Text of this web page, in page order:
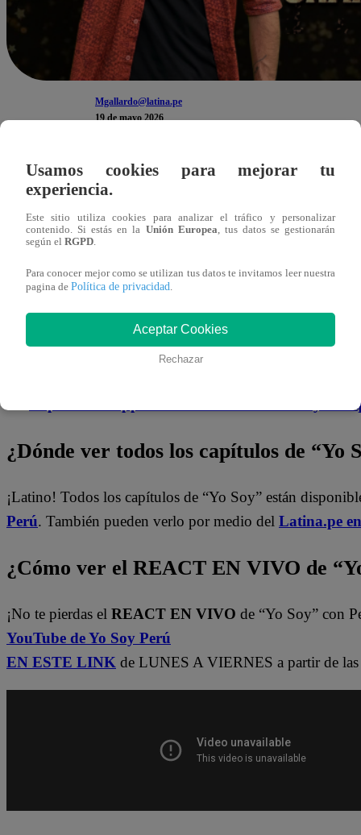
Mgallardo@latina.pe
19 de mayo 2026
En la nueva temporada de “ Yo Soy
“, ha llegado la hora
continuación, te presentamos la encuesta del
para participar. Recuerda que solo puedes votarUNA
opinión es MUY valiosa!
¡No te olvides de unirte a nuestro
¡No te pierdas de contenido y noticias EXCLUSIVAS
https://whatsapp.com/channel/
¿Dónde ver todos los capítulos de “Yo
¡Latino! Todos los capítulos de “Yo Soy” están
Perú. También pueden verlo por medio del Latina.pe
¿Cómo ver el REACT EN VIVO de
¡No te pierdas el REACT EN VIVO de “Yo Soy” con
YouTube de Yo Soy Perú
EN ESTE LINK de LUNES A VIERNES a partir de
Usamos cookies para mejorar tu
experiencia.
Este sitio utiliza cookies para analizar el tráfico y personalizar
contenido. Si estás en la Unión Europea , tus datos se gestionarán
según el RGPD
Para conocer mejor como se utilizan tus datos te invitamos leer nuestra
pagina de Política de privacidad
Aceptar Cookies
Rechazar